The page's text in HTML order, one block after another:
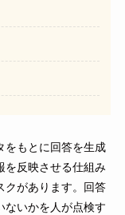
をもとに回答を生成
を反映させる仕組み
クがあります。回答
ないかを人が点検す